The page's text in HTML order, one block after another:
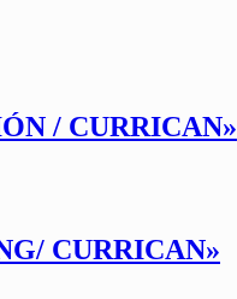
/ CURRICAN»
CURRICAN»